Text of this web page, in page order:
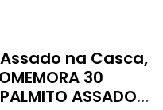
na Casca,
30
ASSADO